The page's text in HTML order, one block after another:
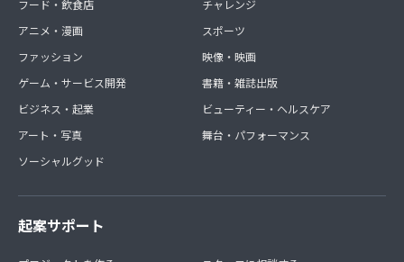
フード・飲食店
アニメ・漫画
ファッション
ゲーム・サービス開発
ビジネス・起業
アート・写真
ソーシャルグッド
チャレンジ
スポーツ
映像・映画
書籍・雑誌出版
ビューティー・ヘルスケア
舞台・パフォーマンス
起案サポート